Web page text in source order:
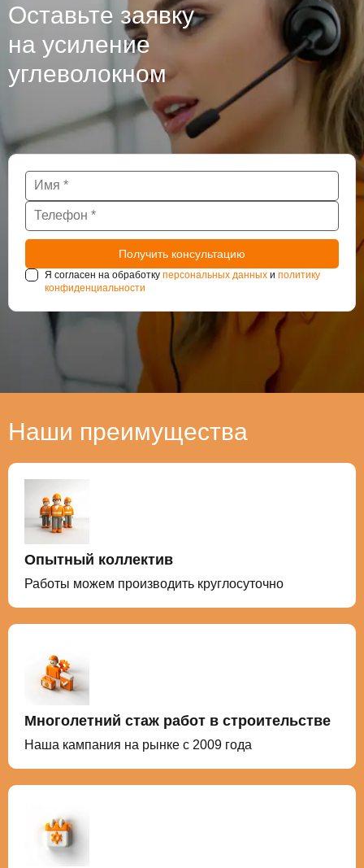
Оставьте заявку
на усиление
углеволокном
Я согласен на обработку персональных данных и политику
конфиденциальности
Наши преимущества
Опытный коллектив
Работы можем производить круглосуточно
Многолетний стаж работ в строительстве
Наша кампания на рынке с 2009 года